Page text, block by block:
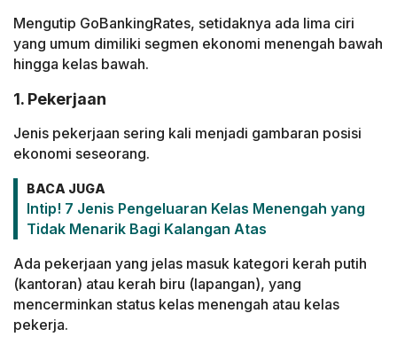
Mengutip GoBankingRates, setidaknya ada lima ciri
yang umum dimiliki segmen ekonomi menengah bawah
hingga kelas bawah.
1. Pekerjaan
Jenis pekerjaan sering kali menjadi gambaran posisi
ekonomi seseorang.
BACA JUGA
Intip! 7 Jenis Pengeluaran Kelas Menengah yang
Tidak Menarik Bagi Kalangan Atas
Ada pekerjaan yang jelas masuk kategori kerah putih
(kantoran) atau kerah biru (lapangan), yang
mencerminkan status kelas menengah atau kelas
pekerja.